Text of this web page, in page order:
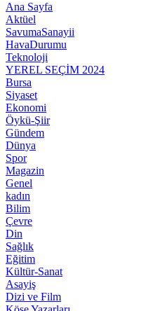
Ana Sayfa
Aktüel
SavumaSanayii
HavaDurumu
Teknoloji
YEREL SEÇİM 2024
Bursa
Siyaset
Ekonomi
Öykü-Şiir
Gündem
Dünya
Spor
Magazin
Genel
kadın
Bilim
Çevre
Din
Sağlık
Eğitim
Kültür-Sanat
Asayiş
Dizi ve Film